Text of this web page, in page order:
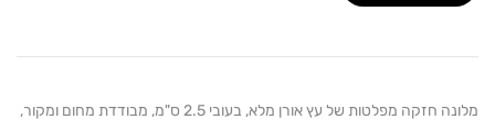
מלונה חזקה מפלטות של עץ אורן מלא, בעובי 2.5 ס"מ, מבודדת מחום ומקור,